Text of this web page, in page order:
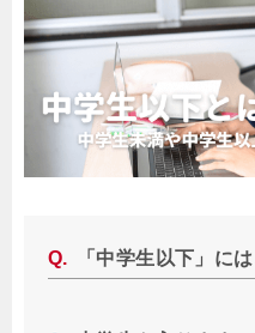
「中学生以下」に